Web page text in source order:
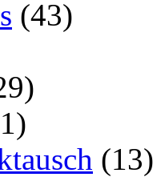
(43)
(13)